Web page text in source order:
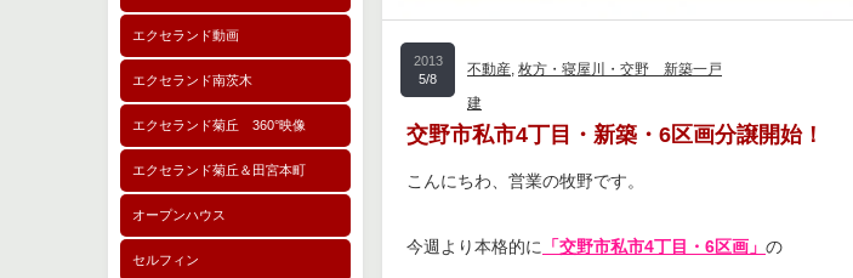
エクセランド動画
エクセランド南茨木
エクセランド菊丘 360°映像
エクセランド菊丘＆田宮本町
オープンハウス
セルフィン
2013
5/8
不動産 枚方・寝屋川・交野 新築一戸
建
交野市私市4丁目・新築・6区画分譲開始！
こんにちわ、営業の牧野です。
今週より本格的に 「交野市私市4丁目・6区画」 の